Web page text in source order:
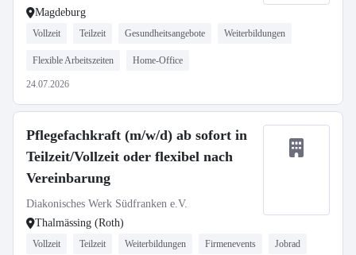
Magdeburg
Vollzeit Teilzeit Gesundheitsangebote Weiterbildungen
Flexible Arbeitszeiten Home-Office
24.07.2026
Pflegefachkraft (m/w/d) ab sofort in
Teilzeit/Vollzeit oder flexibel nach
Vereinbarung
Diakonisches Werk Südfranken e.V.
Thalmässing (Roth)
Vollzeit Teilzeit Weiterbildungen Firmenevents Jobrad